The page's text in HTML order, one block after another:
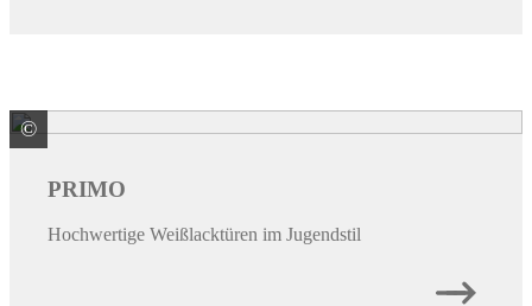
© PRÜM-Türenwerk GmbH
PRIMO
Hochwertige Weißlacktüren im Jugendstil